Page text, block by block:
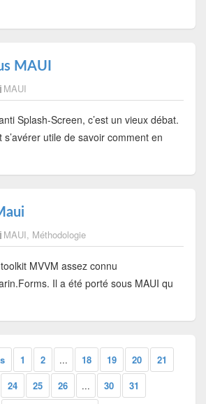
MAUI
MAUI
Splash-Screen, c’est un vieux débat.
utile de savoir comment en
MAUI, Méthodologie
MVVM assez connu
Il a été porté sous MAUI qu
1 2 ... 18 19 20
21
24 25 26 ... 30
31